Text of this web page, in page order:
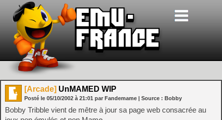
[Arcade] UnMAMED WIP
Posté le 05/10/2002 à 21:01 par Fandemame | Source : Bobby
Bobby Tribble vient de mêtre à jour sa page web consacrée au